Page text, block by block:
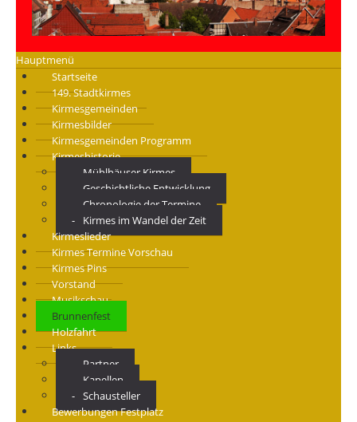
Hauptmenü
Startseite
149. Stadtkirmes
Kirmesgemeinden
Kirmesbilder
Kirmesgemeinden Programm
Kirmeshistorie
Mühlhäuser Kirmes
Geschichtliche Entwicklung
Chronologie der Termine
Kirmes im Wandel der Zeit
Kirmeslieder
Kirmes Termine Vorschau
Kirmes Pins
Vorstand
Musikschau
Brunnenfest
Holzfahrt
Links
Partner
Kapellen
Schausteller
Bewerbungen Festplatz